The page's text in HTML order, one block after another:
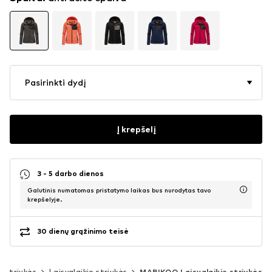
Pasirinkti dydį
Į krepšelį
3 - 5 darbo dienos
Galutinis numatomas pristatymo laikas bus nurodytas tavo
krepšelyje.
30 dienų grąžinimo teisė